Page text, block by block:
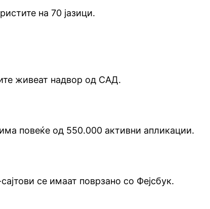
на 70 јазици.
живеат надвор од САД.
повеќе од 550.000 активни апликации.
се имаат поврзано со Фејсбук.